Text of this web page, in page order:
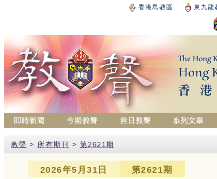
香港島教區 東九龍
教聲 > 所有期刊 > 第2621期
2026年5月31日 第2621期